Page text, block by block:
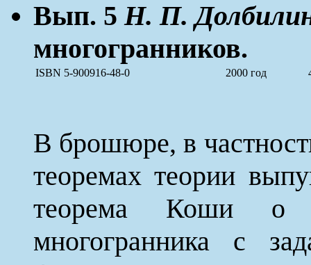
Вып. 5 Н. П.
многогранников.
ISBN 5-900916-48-0 2000 год
В брошюре, в
теоремах теории
теорема Коши о
многогранника с